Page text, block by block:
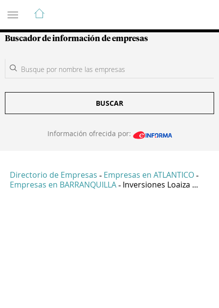
Guía de Empresas Colombianas
Buscador de información de empresas
BUSCAR
Información ofrecida por:
Directorio de Empresas - Empresas en ATLANTICO -
Empresas en BARRANQUILLA - Inversiones Loaiza ...